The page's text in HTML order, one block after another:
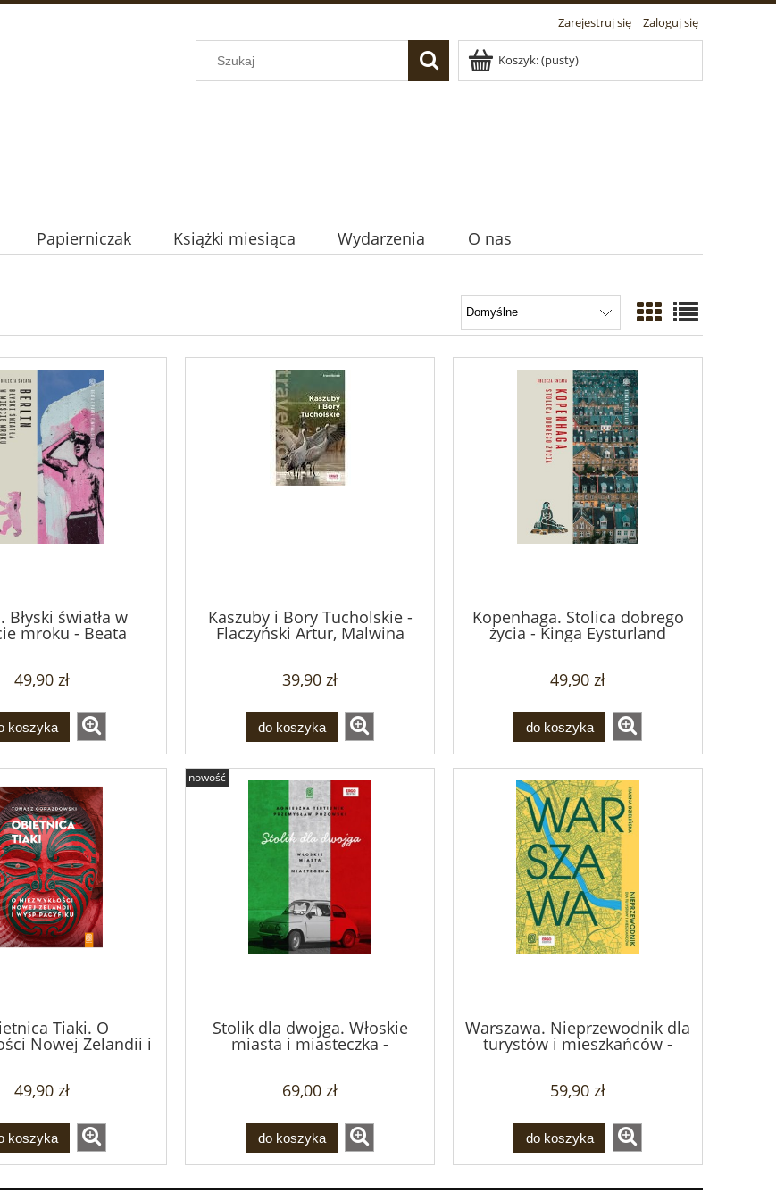
Zarejestruj się Zaloguj się
Koszyk:(pusty)
Papierniczak Książki miesiąca Wydarzenia O nas
Błyski światła w
mroku - Beata
49,90 zł
koszyka
Kaszuby i Bory Tucholskie -
Flaczyński Artur, Malwina
39,90 zł
do koszyka
Kopenhaga. Stolica dobrego
życia - Kinga Eysturland
49,90 zł
do koszyka
Tiaki. O
Nowej Zelandii i
- Tomasz
49,90 zł
koszyka
Stolik dla dwojga. Włoskie
miasta i miasteczka -
69,00 zł
do koszyka
nowość
Warszawa. Nieprzewodnik dla
turystów i mieszkańców -
59,90 zł
do koszyka